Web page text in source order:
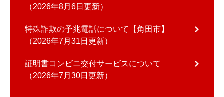
2026年8月6日更新
特殊詐欺の予兆電話について【角田市】
2026年7月31日更新
証明書コンビニ交付サービスについて
2026年7月30日更新